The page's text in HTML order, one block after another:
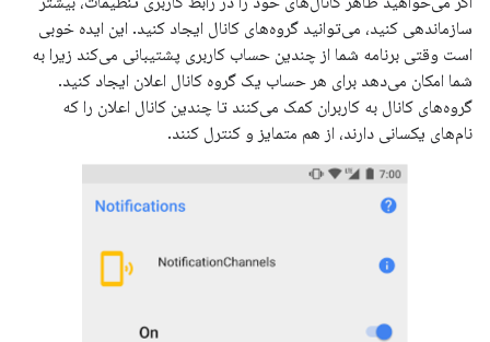
سازماندهی کنید، می‌توانید گروه‌های کانال ایجاد کنید. این ایده خوبی
است وقتی برنامه شما از چندین حساب کاربری پشتیبانی می‌کند زیرا به
شما امکان می‌دهد برای هر حساب یک گروه کانال اعلان ایجاد کنید.
گروه‌های کانال به کاربران کمک می‌کنند تا چندین کانال اعلان را که
نام‌های یکسانی دارند، از هم متمایز و کنترل کنند.